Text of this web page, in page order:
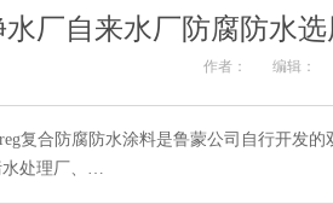
水厂自来水厂防腐防水
作者： 编辑：
复合防腐防水涂料是鲁蒙公司自行开发
水处理厂、…